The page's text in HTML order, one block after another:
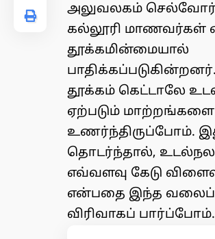
அலுவலகம் செல்வோர்
கல்லூரி மாணவர்கள்
தூக்கமின்மையால்
தூக்கம் கெட்டாலே
ஏற்படும் மாற்றங்களை
உணர்ந்திருப்போம்.
தொடர்ந்தால்,
எவ்வளவு கேடு
என்பதை இந்த
விரிவாகப் பார்ப்போம்.